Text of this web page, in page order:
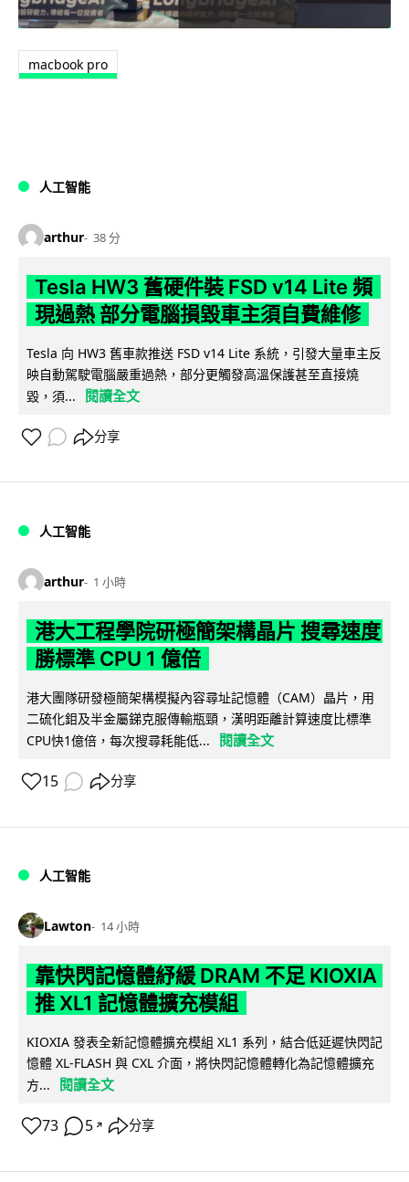
macbook pro
人工智能
arthur 38 分
Tesla HW3 舊硬件裝 FSD v14 Lite 頻
現過熱 部分電腦損毀車主須自費維修
Tesla 向 HW3 舊車款推送 FSD v14 Lite 系統，引發大量車主反
映自動駕駛電腦嚴重過熱，部分更觸發高溫保護甚至直接燒
毀，須...
閱讀全文
分享
人工智能
arthur 1 小時
港大工程學院研極簡架構晶片 搜尋速度
勝標準 CPU 1 億倍
港大團隊研發極簡架構模擬內容尋址記憶體（CAM）晶片，用
二硫化鉬及半金屬銻克服傳輸瓶頸，漢明距離計算速度比標準
CPU快1億倍，每次搜尋耗能低...
閱讀全文
15 分享
人工智能
Lawton 14 小時
靠快閃記憶體紓緩 DRAM 不足 KIOXIA
推 XL1 記憶體擴充模組
KIOXIA 發表全新記憶體擴充模組 XL1 系列，結合低延遲快閃記
憶體 XL-FLASH 與 CXL 介面，將快閃記憶體轉化為記憶體擴充
方...
閱讀全文
73 5 ↗ 分享